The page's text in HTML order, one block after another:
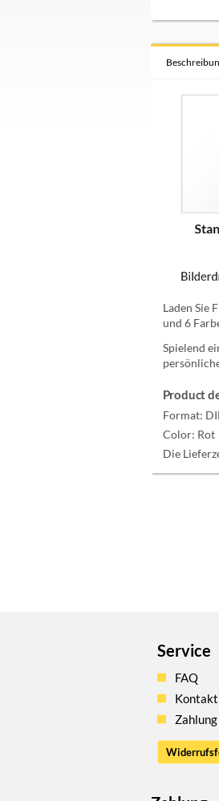
Laden Sie
und 6
Spielend
Product
Format:
Color: Rot
Die
Service
FAQ
Kontakt